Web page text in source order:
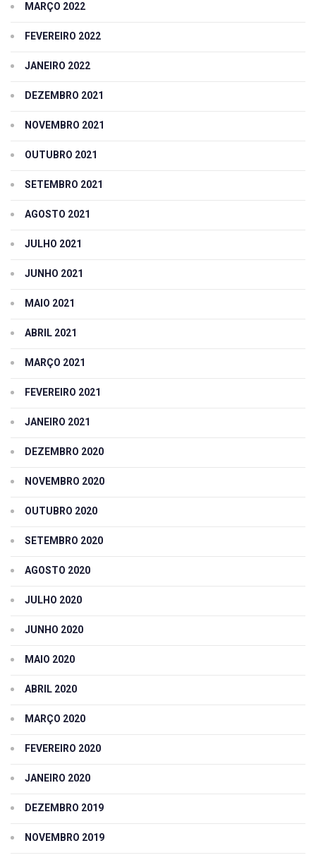
MARÇO 2022
FEVEREIRO 2022
JANEIRO 2022
DEZEMBRO 2021
NOVEMBRO 2021
OUTUBRO 2021
SETEMBRO 2021
AGOSTO 2021
JULHO 2021
JUNHO 2021
MAIO 2021
ABRIL 2021
MARÇO 2021
FEVEREIRO 2021
JANEIRO 2021
DEZEMBRO 2020
NOVEMBRO 2020
OUTUBRO 2020
SETEMBRO 2020
AGOSTO 2020
JULHO 2020
JUNHO 2020
MAIO 2020
ABRIL 2020
MARÇO 2020
FEVEREIRO 2020
JANEIRO 2020
DEZEMBRO 2019
NOVEMBRO 2019